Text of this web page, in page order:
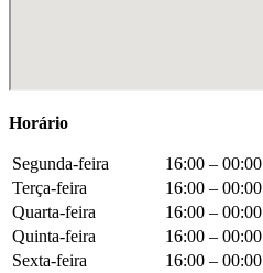
Horário
Segunda-feira
16:00 – 00:00
Terça-feira
16:00 – 00:00
Quarta-feira
16:00 – 00:00
Quinta-feira
16:00 – 00:00
Sexta-feira
16:00 – 00:00